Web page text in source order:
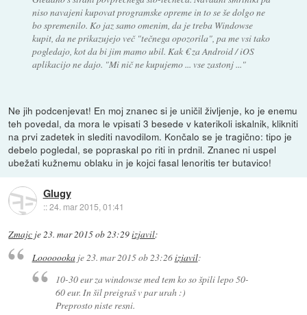
niso navajeni kupovat programske opreme in to se še dolgo ne
bo spremenilo. Ko jaz samo omenim, da je treba Windowse
kupit, da ne prikazujejo več "tečnega opozorila", pa me vsi tako
pogledajo, kot da bi jim mamo ubil. Kak € za Android / iOS
aplikacijo ne dajo. "Mi nič ne kupujemo ... vse zastonj ..."
Ne jih podcenjevat! En moj znanec si je uničil življenje, ko je enemu
teh povedal, da mora le vpisati 3 besede v katerikoli iskalnik, klikniti
na prvi zadetek in slediti navodilom. Končalo se je tragično: tipo je
debelo pogledal, se popraskal po riti in prdnil. Znanec ni uspel
ubežati kužnemu oblaku in je kojci fasal lenoritis ter butavico!
Glugy
::24. mar 2015, 01:41
Zmajc je23. mar 2015 ob 23:29izjavil:
Looooookaje 23. mar 2015 ob 23:26izjavil:
10-30 eur za windowse med tem ko so špili lepo 50-
60 eur. In šil preigraš v par urah :)
Preprosto niste resni.